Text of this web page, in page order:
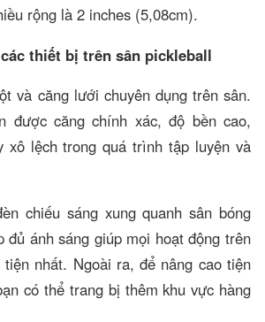
rộng là 2 inches (5,08cm).
thiết bị trên sân pickleball
và căng lưới chuyên dụng trên sân.
được căng chính xác, độ bền cao,
xô lệch trong quá trình tập luyện và
chiếu sáng xung quanh sân bóng
đủ ánh sáng giúp mọi hoạt động trên
nhất. Ngoài ra, để nâng cao tiện
có thể trang bị thêm khu vực hàng